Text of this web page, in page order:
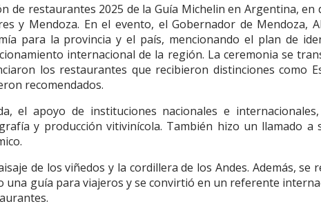
de restaurantes 2025 de la Guía Michelin en Argentina, en
y Mendoza. En el evento, el Gobernador de Mendoza,
para la provincia y el país, mencionando el plan de
internacional de la región. La ceremonia se
los restaurantes que recibieron distinciones como
recomendados.
el apoyo de instituciones nacionales e
y producción vitivinícola. También hizo un llamado a
de los viñedos y la cordillera de los Andes. Además, se
una guía para viajeros y se convirtió en un referente